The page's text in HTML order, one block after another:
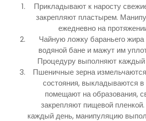
Прикладывают к наросту
закрепляют пластырем.
ежедневно на
Чайную ложку бараньего
водяной бане и мажут им
Процедуру выполняют каждый
Пшеничные зерна
состояния, выкладываются
помещают на образования,
закрепляют пищевой
каждый день, манипуляцию